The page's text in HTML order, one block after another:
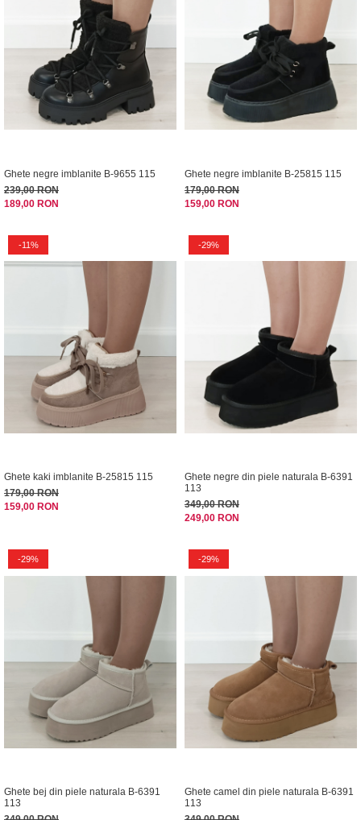
Ghete negre imblanite B-9655 115
239,00 RON
189,00 RON
Ghete negre imblanite B-25815 115
179,00 RON
159,00 RON
-11%
Ghete kaki imblanite B-25815 115
179,00 RON
159,00 RON
-29%
Ghete negre din piele naturala B-6391
113
349,00 RON
249,00 RON
-29%
Ghete bej din piele naturala B-6391
113
-29%
Ghete camel din piele naturala B-6391
113